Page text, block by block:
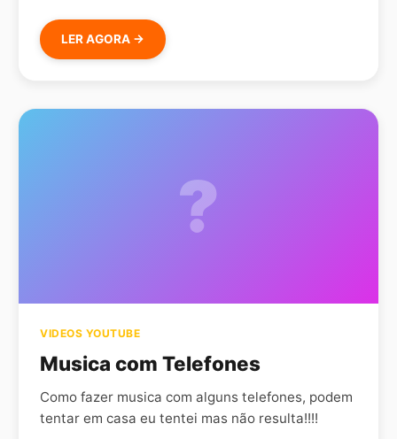
LER AGORA →
?
VIDEOS YOUTUBE
Musica com Telefones
Como fazer musica com alguns telefones, podem
tentar em casa eu tentei mas não resulta!!!!